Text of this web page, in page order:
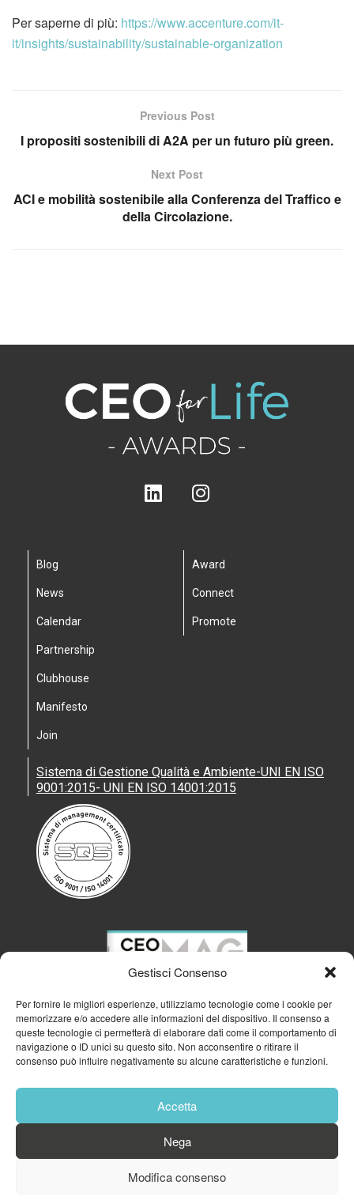
Gestisci Consenso
Per fornire le migliori esperienze, utilizziamo tecnologie come i cookie per
memorizzare e/o accedere alle informazioni del dispositivo. Il consenso a
queste tecnologie ci permetterà di elaborare dati come il comportamento di
navigazione o ID unici su questo sito. Non acconsentire o ritirare il
consenso può influire negativamente su alcune caratteristiche e funzioni.
Accetta
Nega
Modifica consenso
Per saperne di più: https://www.accenture.com/it-
it/insights/sustainability/sustainable-organization
Previous Post
I propositi sostenibili di A2A per un futuro più green.
Next Post
ACI e mobilità sostenibile alla Conferenza del Traffico e
della Circolazione.
Blog
News
Calendar
Partnership
Clubhouse
Manifesto
Join
Award
Connect
Promote
Sistema di Gestione Qualità e Ambiente-UNI EN ISO
9001:2015- UNI EN ISO 14001:2015
GFA GENERAL MANAGEMENT S.R.L.